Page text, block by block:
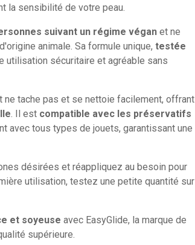
la sensibilité de votre peau.
suivant un régime végan et ne
animale. Sa formule unique, testée
utilisation sécuritaire et agréable sans
ne tache pas et se nettoie facilement, offrant
. Il est compatible avec les préservatifs
avec tous types de jouets, garantissant une
désirées et réappliquez au besoin pour
utilisation, testez une petite quantité sur
et soyeuse avec EasyGlide, la marque de
supérieure.